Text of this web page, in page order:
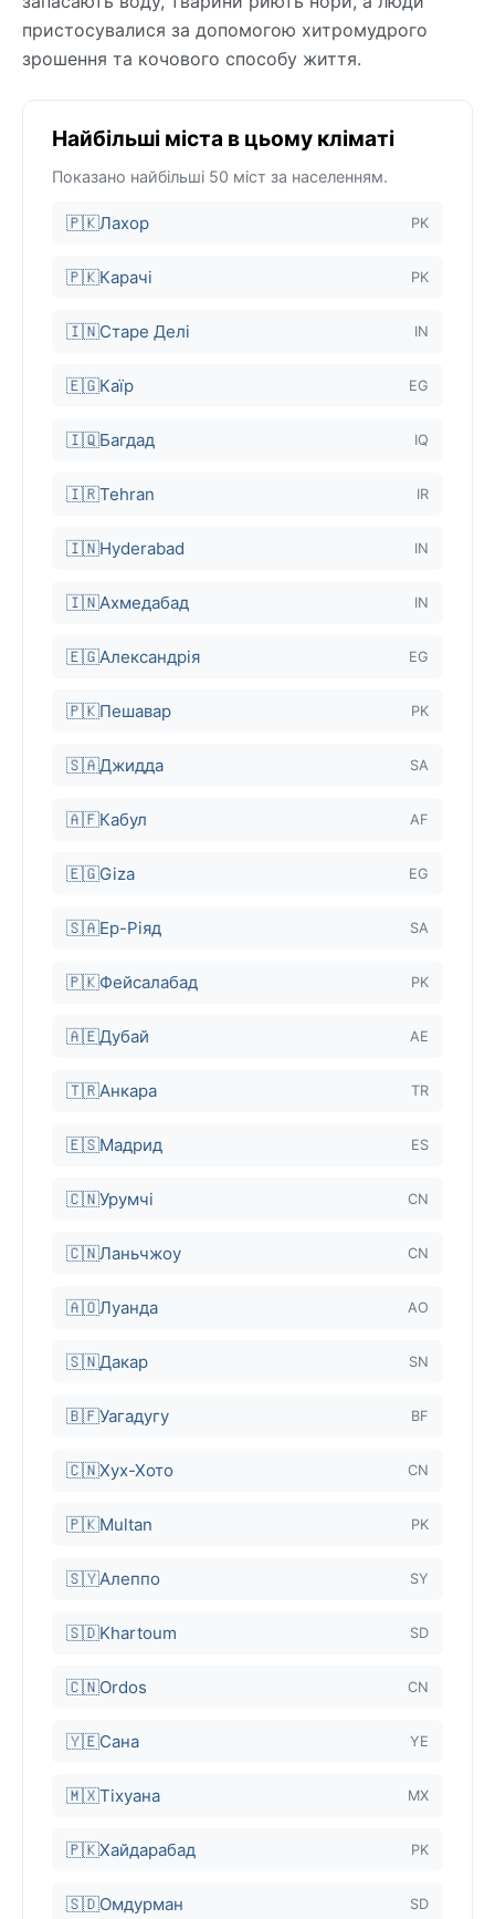
пристосувалися за допомогою хитромудрого
зрошення та кочового способу життя.
Найбільші міста в цьому кліматі
Показано найбільші 50 міст за населенням.
🇵🇰Лахор PK
🇵🇰Карачі PK
🇮🇳Старе Делі IN
🇪🇬Каїр EG
🇮🇶Багдад IQ
🇮🇷Tehran IR
🇮🇳Hyderabad IN
🇮🇳Ахмедабад IN
🇪🇬Александрія EG
🇵🇰Пешавар PK
🇸🇦Джидда SA
🇦🇫Кабул AF
🇪🇬Giza EG
🇸🇦Ер-Ріяд SA
🇵🇰Фейсалабад PK
🇦🇪Дубай AE
🇹🇷Анкара TR
🇪🇸Мадрид ES
🇨🇳Урумчі CN
🇨🇳Ланьчжоу CN
🇦🇴Луанда AO
🇸🇳Дакар SN
🇧🇫Уагадугу BF
🇨🇳Хух-Хото CN
🇵🇰Multan PK
🇸🇾Алеппо SY
🇸🇩Khartoum SD
🇨🇳Ordos CN
🇾🇪Сана YE
🇲🇽Тіхуана MX
🇵🇰Хайдарабад PK
🇸🇩Омдурман SD